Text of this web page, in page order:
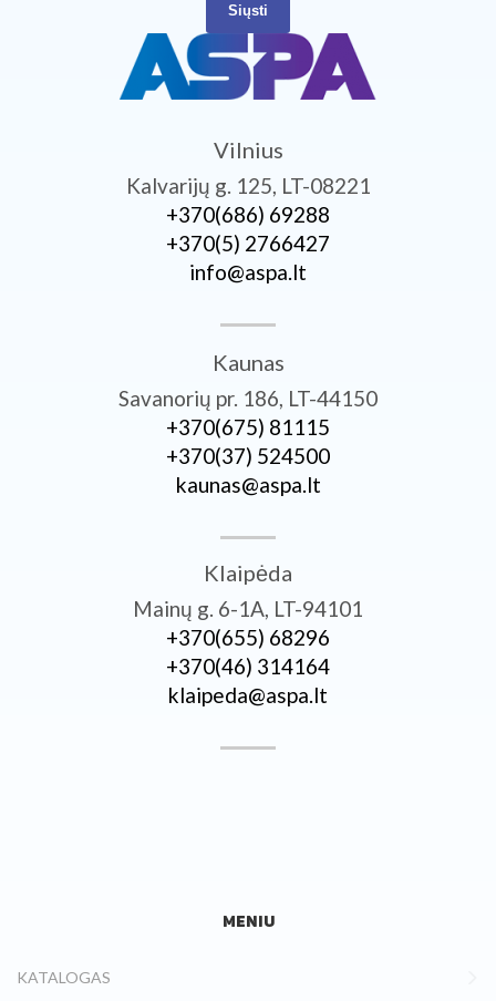
Siųsti
Vilnius
Kalvarijų g. 125, LT-08221
+370­(686) 69288
+370­(5) 2766427
info@aspa.lt
Kaunas
Savanorių pr. 186, LT-44150
+370­(675) 81115
+370­(37) 524500
kaunas@aspa.lt
Klaipėda
Mainų g. 6-1A, LT-94101
+370­(655) 68296
+370­(46) 314164
klaipeda@aspa.lt
MENIU
KATALOGAS